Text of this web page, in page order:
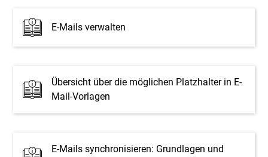
E-Mails verwalten
Übersicht über die möglichen Platzhalter in E-
Mail-Vorlagen
E-Mails synchronisieren: Grundlagen und